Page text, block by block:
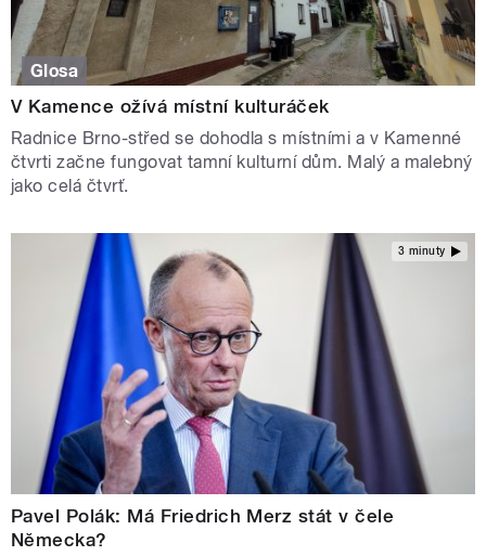
Glosa
V Kamence ožívá místní kulturáček
Radnice Brno-střed se dohodla s místními a v Kamenné
čtvrti začne fungovat tamní kulturní dům. Malý a malebný
jako celá čtvrť.
3 minuty
Pavel Polák: Má Friedrich Merz stát v čele
Německa?